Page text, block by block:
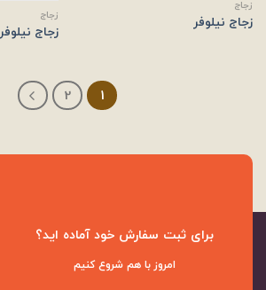
زجاج
زجاج نیلوفر زجاج
زجاج نیلوفر
1
2
برای ثبت سفارش خود آماده اید؟
امروز با هم شروع کنیم